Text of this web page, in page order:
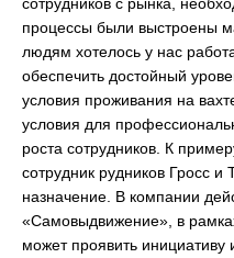
процессы были выстроены
людям хотелось у нас
обеспечить достойный
условия проживания на
условия для
роста сотрудников. К
сотрудник рудников Гросс
назначение. В компании
«Самовыдвижение», в
может проявить инициативу